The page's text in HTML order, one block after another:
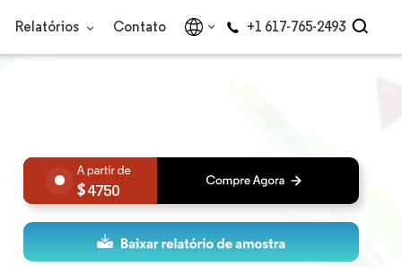
Relatórios Contato +1 617-765-2493
4750